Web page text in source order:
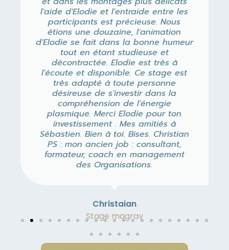
l'aide d'Elodie et l'entraide entre les
participants est précieuse. Nous
étions une douzaine, l'animation
d'Elodie se fait dans la bonne humeur
tout en étant studieuse et
décontractée. Elodie est très à
l'écoute et disponible. Ce stage est
très adapté à toute personne
désireuse de s'investir dans la
compréhension de l'énergie
plasmique. Merci Elodie pour ton
investissement . Mes amitiés à
Sébastien. Bien à toi. Bises. Christian
PS : mon ancien job : consultant,
formateur, coach en management
des Organisations.
Christaian
Stage magrav